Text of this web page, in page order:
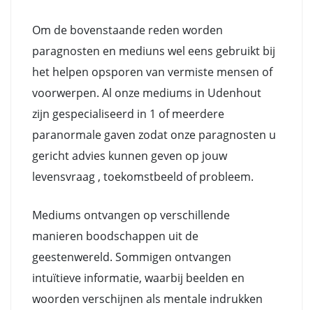
Om de bovenstaande reden worden
paragnosten en mediuns wel eens gebruikt bij
het helpen opsporen van vermiste mensen of
voorwerpen. Al onze mediums in Udenhout
zijn gespecialiseerd in 1 of meerdere
paranormale gaven zodat onze paragnosten u
gericht advies kunnen geven op jouw
levensvraag , toekomstbeeld of probleem.
Mediums ontvangen op verschillende
manieren boodschappen uit de
geestenwereld. Sommigen ontvangen
intuïtieve informatie, waarbij beelden en
woorden verschijnen als mentale indrukken